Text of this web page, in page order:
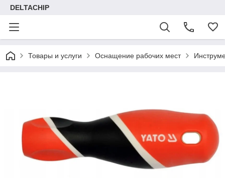
DELTACHIP
Товары и услуги Оснащение рабочих мест